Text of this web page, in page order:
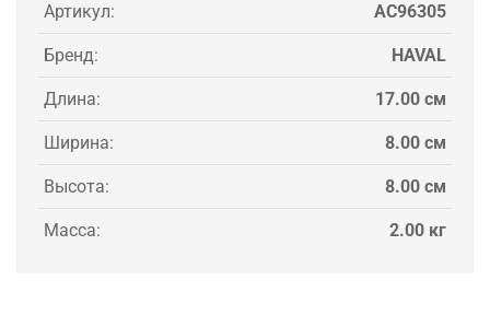
Артикул: AC96305
Бренд: HAVAL
Длина: 17.00 см
Ширина: 8.00 см
Высота: 8.00 см
Масса: 2.00 кг